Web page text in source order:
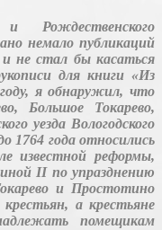
Рождественского
немало публикаций
не стал бы касаться
для книги «Из
я обнаружил, что
Большое Токарево,
уезда Вологодского
1764 года относились
известной реформы,
IIпо упразднению
и Простотино
а крестьяне
помещикам